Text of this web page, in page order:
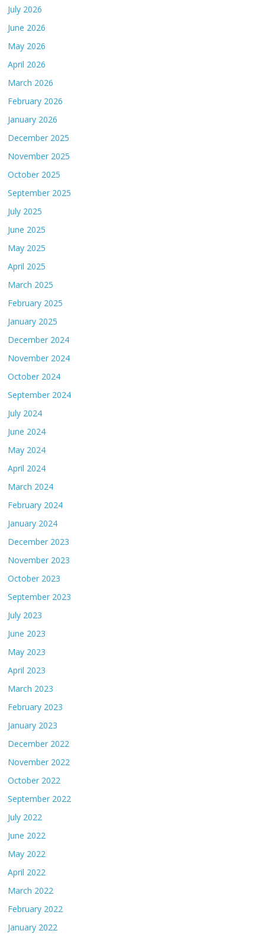
July 2026
June 2026
May 2026
April 2026
March 2026
February 2026
January 2026
December 2025
November 2025
October 2025
September 2025
July 2025
June 2025
May 2025
April 2025
March 2025
February 2025
January 2025
December 2024
November 2024
October 2024
September 2024
July 2024
June 2024
May 2024
April 2024
March 2024
February 2024
January 2024
December 2023
November 2023
October 2023
September 2023
July 2023
June 2023
May 2023
April 2023
March 2023
February 2023
January 2023
December 2022
November 2022
October 2022
September 2022
July 2022
June 2022
May 2022
April 2022
March 2022
February 2022
January 2022